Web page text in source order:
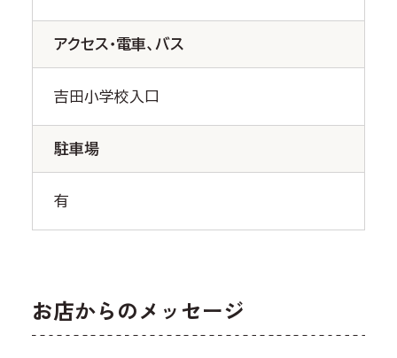
アクセス・電車、バス
吉田小学校入口
駐車場
有
お店からのメッセージ